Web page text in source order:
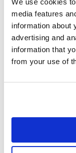
media features
information about
advertising and
information that
from your use of
voren als een
Consumenten,
groepen, prezen
voor DE&I in zijn
mensen van alle
Annie Jean-
Inclusion and
ontwikkelen we